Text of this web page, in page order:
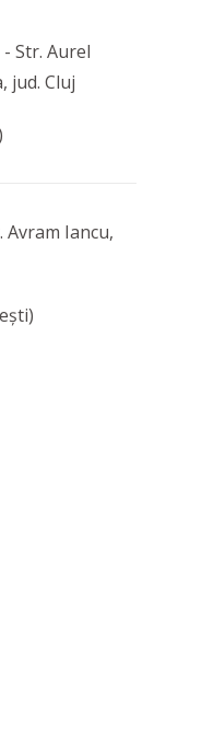
Str. Aurel
jud. Cluj
Avram Iancu,